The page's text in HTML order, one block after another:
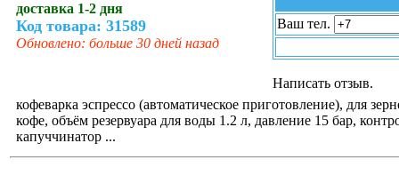
доставка 1-2 дня
Код товара: 31589
Обновлено: больше 30 дней назад
Ваш тел.
Написать отзыв.
кофеварка эспрессо (автоматическое приготовление), для
кофе, объём резервуара для воды 1.2 л, давление 15 бар,
капуччинатор ...